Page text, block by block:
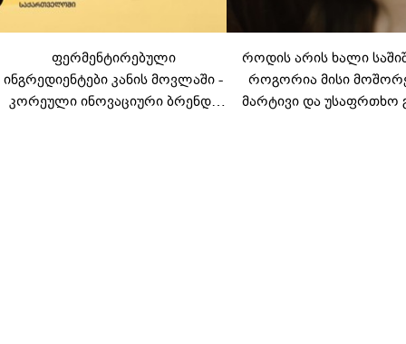
ფერმენტირებული
ინგრედიენტები კანის მოვლაში -
კორეული ინოვაციური ბრენდი
როდის არის ხალი
როგორია მისი
მარტივი და უსაფრთხო